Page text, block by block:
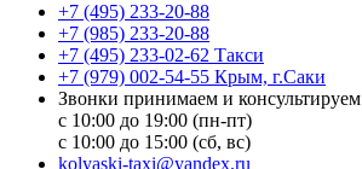
+7 (495) 233-20-88
+7 (985) 233-20-88
+7 (495) 233-02-62 Такси
+7 (979) 002-54-55 Крым, г.Саки
Звонки принимаем и консультируем
с 10:00 до 19:00 (пн-пт)
с 10:00 до 15:00 (сб, вс)
kolyaski-taxi@yandex.ru